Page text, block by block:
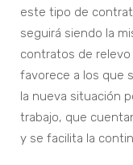
este tipo de
seguirá siendo la
contratos de
favorece a los que
la nueva situación
trabajo, que
y se facilita la